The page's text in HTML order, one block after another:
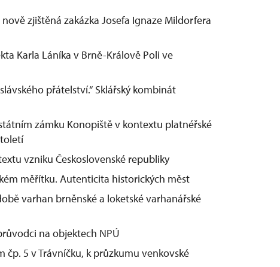
zjištěná zakázka Josefa Ignaze Mildorfera
Karla Láníka v Brně-Králově Poli ve
přátelství.“ Sklářský kombinát
zámku Konopiště v kontextu platnéřské
vzniku Československé republiky
měřítku. Autenticita historických měst
varhan brněnské a loketské varhanářské
na objektech NPÚ
5 v Trávníčku, k průzkumu venkovské